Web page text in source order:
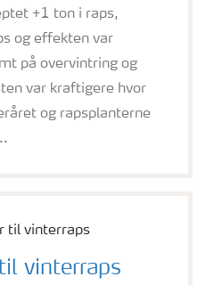
+1 ton i raps,
og effekten var
på overvintring og
var kraftigere hvor
og rapsplanterne
vinterraps